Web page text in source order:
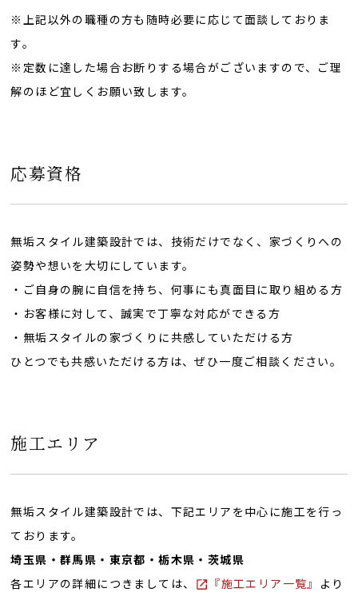
※上記以外の職種の方も随時必要に応じて面談しておりま
す。
※定数に達した場合お断りする場合がございますので、ご理
解のほど宜しくお願い致します。
応募資格
無垢スタイル建築設計では、技術だけでなく、家づくりへの
姿勢や想いを大切にしています。
・ご自身の腕に自信を持ち、何事にも真面目に取り組める方
・お客様に対して、誠実で丁寧な対応ができる方
・無垢スタイルの家づくりに共感していただける方
ひとつでも共感いただける方は、ぜひ一度ご相談ください。
施工エリア
無垢スタイル建築設計では、下記エリアを中心に施工を行っ
ております。
埼玉県・群馬県・東京都・栃木県・茨城県
各エリアの詳細につきましては、
『施工エリア一覧』 より